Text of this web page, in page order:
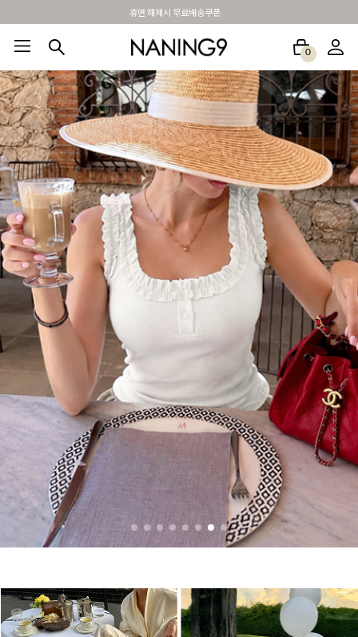
BEST 포토리뷰 - 매주 2명추첨 3만원쿠폰
0
BEST100🤍 NEW5% 베스트재진행 썸머여행룩 아울렛 하객&모임룩